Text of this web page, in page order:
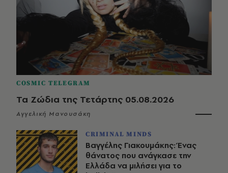
COSMIC TELEGRAM
Τα Ζώδια της Τετάρτης 05.08.2026
Αγγελική Μανουσάκη
CRIMINAL MINDS
Βαγγέλης Γιακουμάκης: Ένας
θάνατος που ανάγκασε την
Ελλάδα να μιλήσει για το